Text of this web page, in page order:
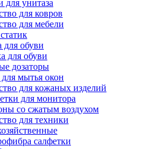
для унитаза
для ковров
для мебели
для обуви
для обуви
дозаторы
мытья окон
для кожаных изделий
для монитора
со сжатым воздухом
для техники
салфетки